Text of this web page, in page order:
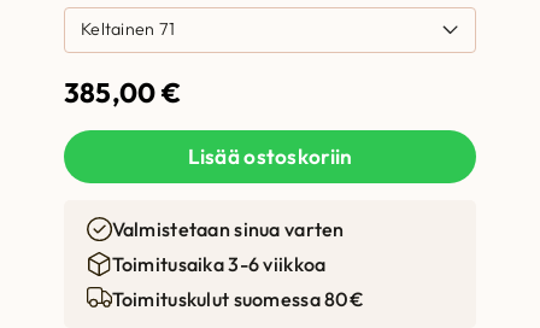
385,00€
Lisää ostoskoriin
Valmistetaan sinua varten
Toimitusaika 3-6 viikkoa
Toimituskulut suomessa 80€